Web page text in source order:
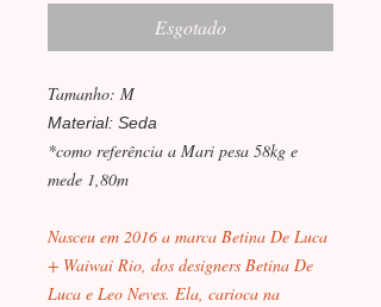
Esgotado
Tamanho: M
Material: Seda
*como referência a Mari pesa 58kg e
mede 1,80m
Nasceu em 2016 a marca Betina De Luca
+ Waiwai Rio, dos designers Betina De
Luca e Leo Neves. Ela, carioca na